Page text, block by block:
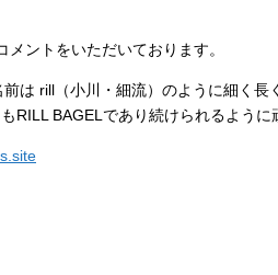
メントをいただいております。
前は rill（小川・細流）のように細く
RILL BAGELであり続けられるように